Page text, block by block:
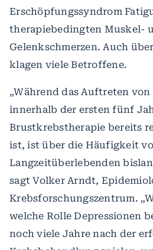
Erschöpfungssyndrom
therapiebedingten Muskel-
Gelenkschmerzen. Auch
klagen viele Betroffene.
„Während das Auftreten von
innerhalb der ersten fünf
Brustkrebstherapie bereits
ist, ist über die Häufigkeit
Langzeitüberlebenden
sagt Volker Arndt,
Krebsforschungszentrum.
welche Rolle Depressionen
noch viele Jahre nach der